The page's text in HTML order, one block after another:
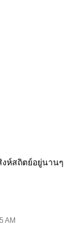
ห์สถิตย์อยู่นานๆ
AM